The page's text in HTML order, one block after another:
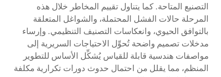
التصنيع المتاحة. كما يتناول تقييم المخاطر خلال هذه
المرحلة حالات الفشل المحتملة، والشواغل المتعلقة
بالتوافق الحيوي، وانعكاسات التصنيف التنظيمي. وإرساء
مدخلات تصميم واضحة تُحوِّل الاحتياجات السريرية إلى
مواصفات هندسية قابلة للقياس يُشكِّل الأساس للتطوير
المنظم، مما يقلل من احتمال حدوث دورات تكرارية مكلفة